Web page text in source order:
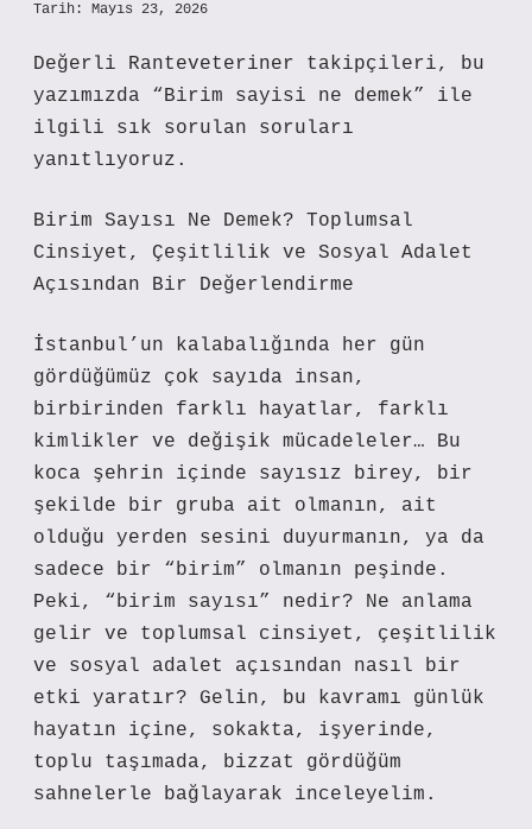
Tarih: Mayıs 23, 2026
Değerli Ranteveteriner takipçileri, bu
yazımızda “Birim sayisi ne demek” ile
ilgili sık sorulan soruları
yanıtlıyoruz.
Birim Sayısı Ne Demek? Toplumsal
Cinsiyet, Çeşitlilik ve Sosyal Adalet
Açısından Bir Değerlendirme
İstanbul’un kalabalığında her gün
gördüğümüz çok sayıda insan,
birbirinden farklı hayatlar, farklı
kimlikler ve değişik mücadeleler… Bu
koca şehrin içinde sayısız birey, bir
şekilde bir gruba ait olmanın, ait
olduğu yerden sesini duyurmanın, ya da
sadece bir “birim” olmanın peşinde.
Peki, “birim sayısı” nedir? Ne anlama
gelir ve toplumsal cinsiyet, çeşitlilik
ve sosyal adalet açısından nasıl bir
etki yaratır? Gelin, bu kavramı günlük
hayatın içine, sokakta, işyerinde,
toplu taşımada, bizzat gördüğüm
sahnelerle bağlayarak inceleyelim.